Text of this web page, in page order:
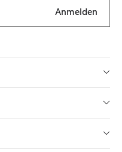
Anmelden